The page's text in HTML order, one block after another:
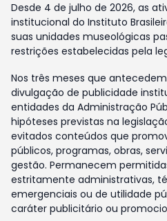
Desde 4 de julho de 2026, as
institucional do Instituto
suas unidades museológicas
restrições estabelecidas pela
Nos três meses que
divulgação de publicidade
entidades da Administração
hipóteses previstas na
evitados conteúdos que
públicos, programas, obras,
gestão. Permanecem
estritamente administrativas,
emergenciais ou de utilidade
caráter publicitário ou